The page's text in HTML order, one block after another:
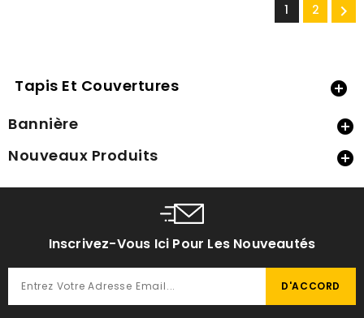
1
2 
Tapis Et Couvertures 
Bannière 
Nouveaux Produits 
Inscrivez-Vous Ici Pour Les Nouveautés